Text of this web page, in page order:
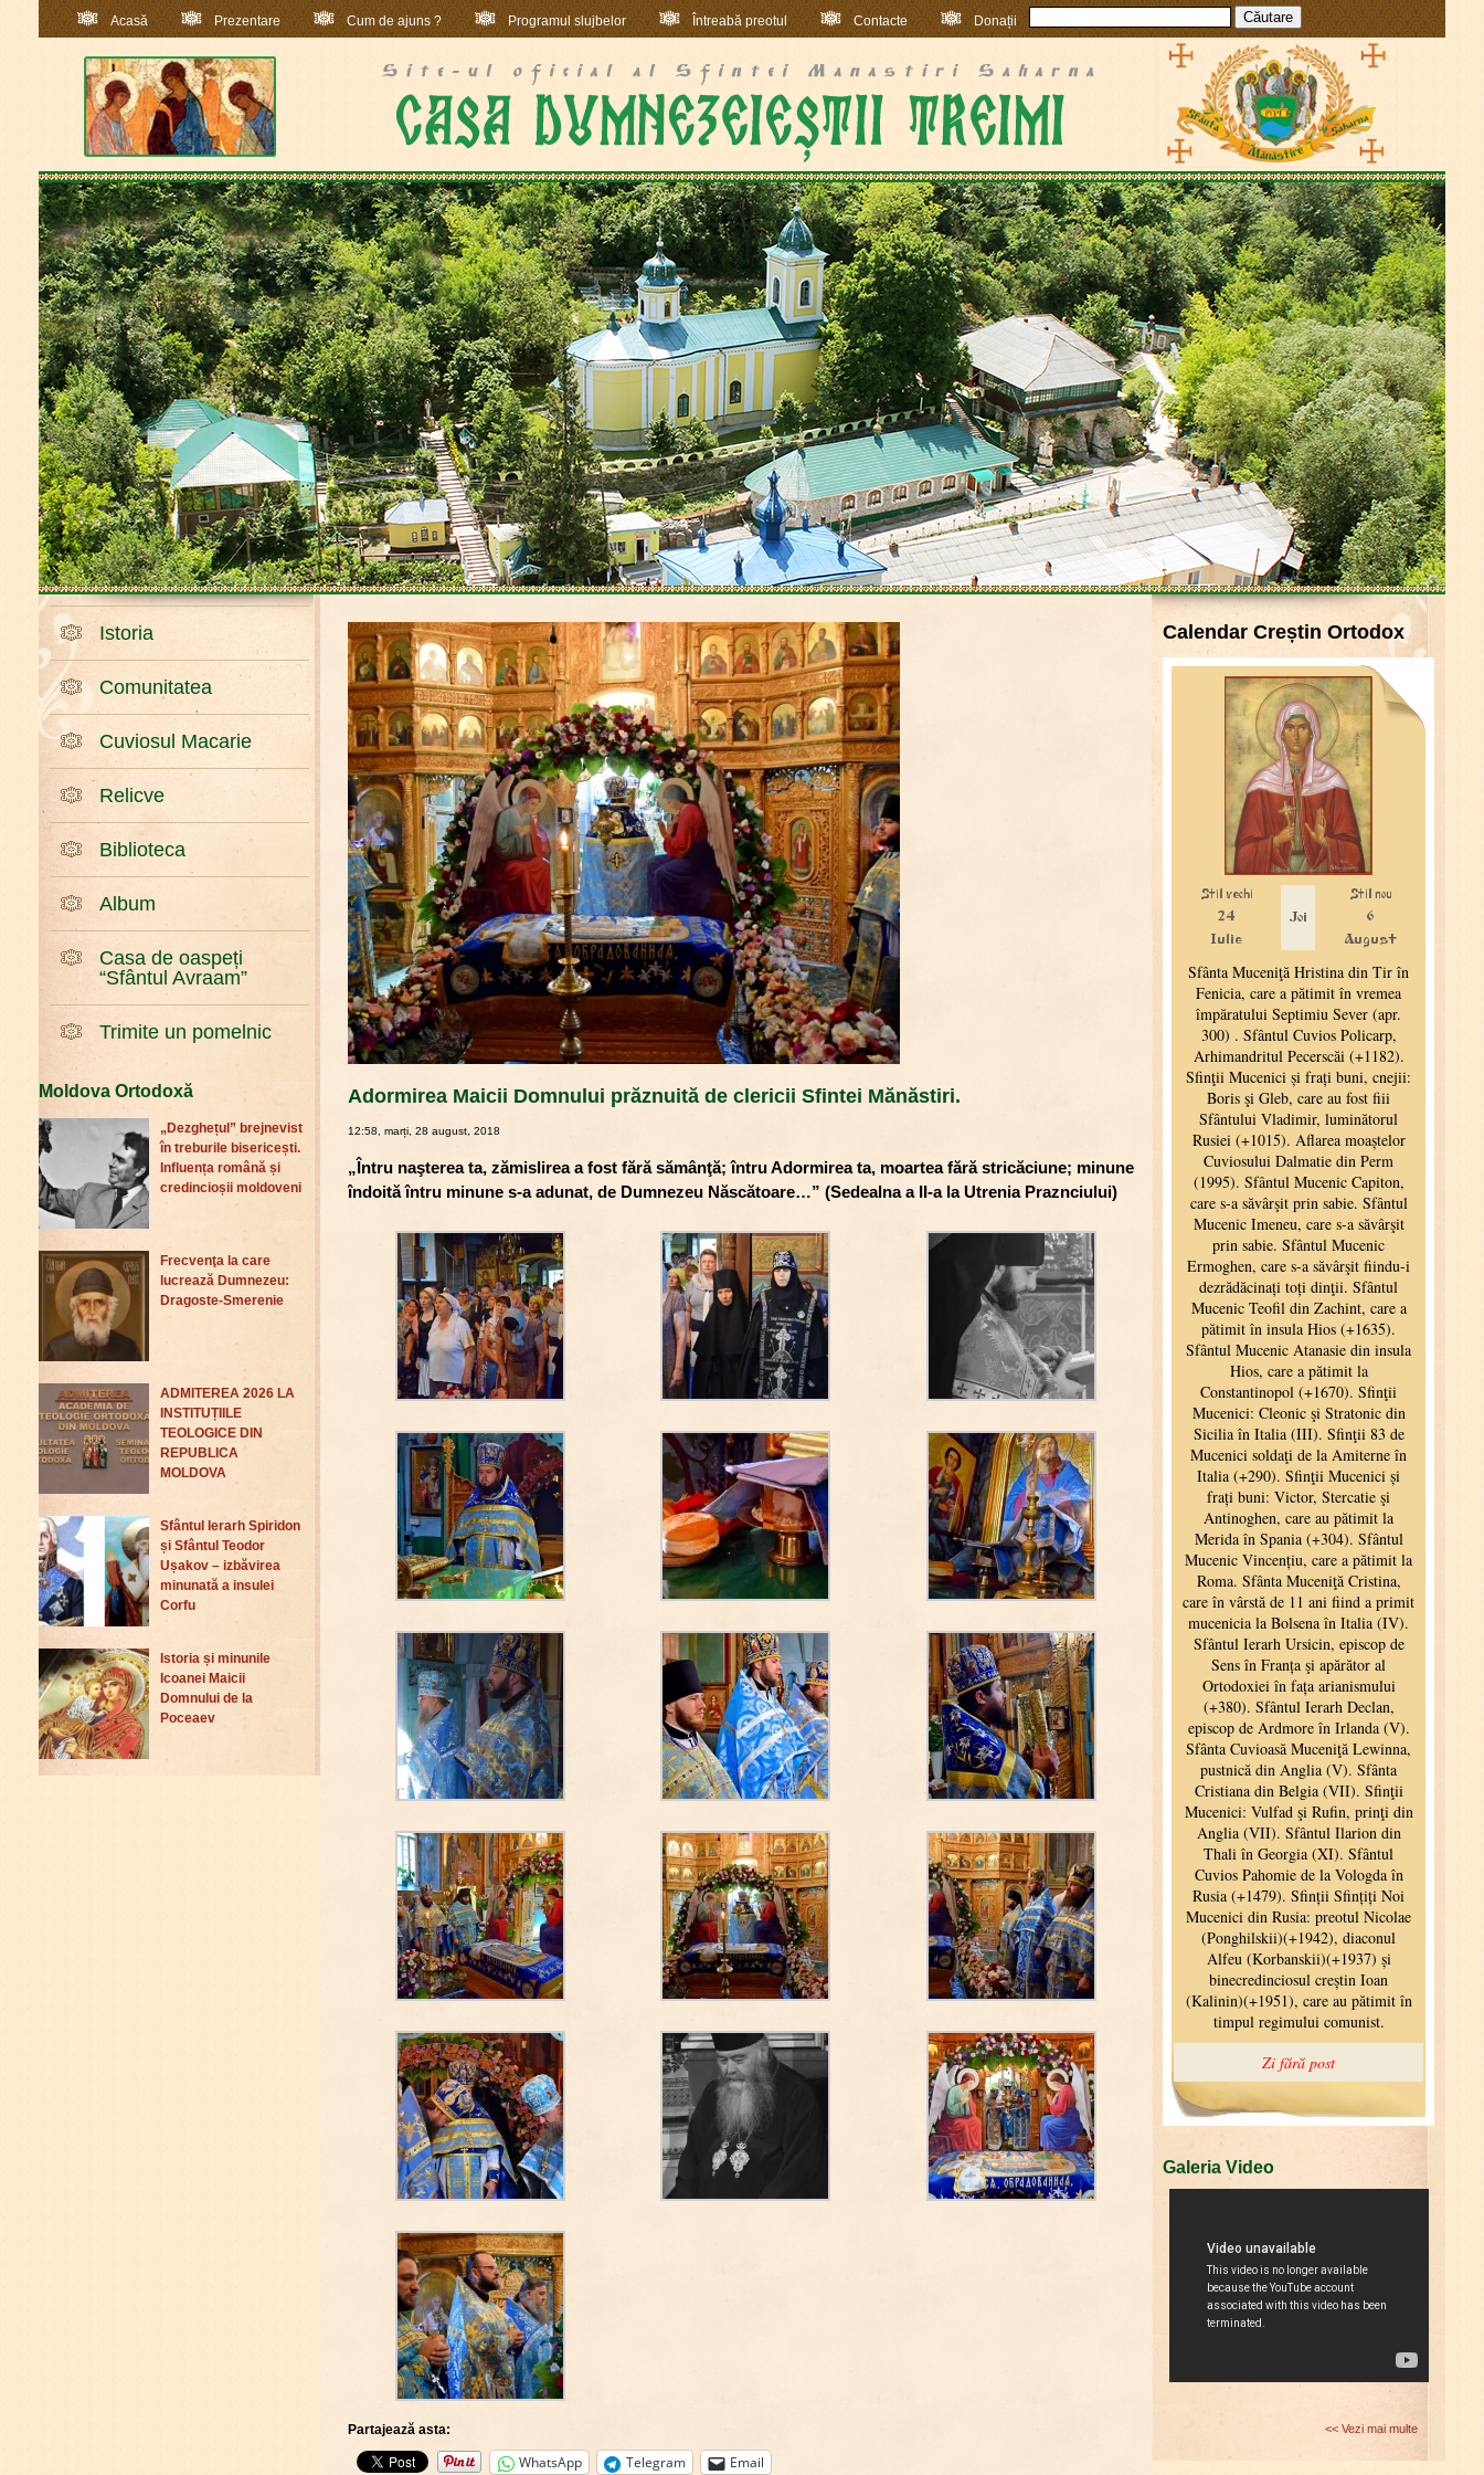
Acasă Prezentare Cum de ajuns ? Programul slujbelor Întreabă preotul Contacte Donații
Istoria
Comunitatea
Cuviosul Macarie
Relicve
Biblioteca
Album
Casa de oaspeți
“Sfântul Avraam”
Trimite un pomelnic
Moldova Ortodoxă
„Dezghețul” brejnevist
în treburile bisericești.
Influența română și
credincioșii moldoveni
Frecvenţa la care
lucrează Dumnezeu:
Dragoste-Smerenie
ADMITEREA 2026 LA
INSTITUȚIILE
TEOLOGICE DIN
REPUBLICA
MOLDOVA
Sfântul Ierarh Spiridon
și Sfântul Teodor
Ușakov – izbăvirea
minunată a insulei
Corfu
Istoria și minunile
Icoanei Maicii
Domnului de la
Poceaev
Adormirea Maicii Domnului prăznuită de clericii Sfintei Mănăstiri.
12:58, marți, 28 august, 2018
„Întru naşterea ta, zămislirea a fost fără sămânţă; întru Adormirea ta, moartea fără stricăciune; minune
îndoită întru minune s-a adunat, de Dumnezeu Născătoare…” (Sedealna a II-a la Utrenia Praznciului)
Partajează asta:
WhatsApp Telegram Email
Calendar Creștin Ortodox
Galeria Video
<< Vezi mai multe